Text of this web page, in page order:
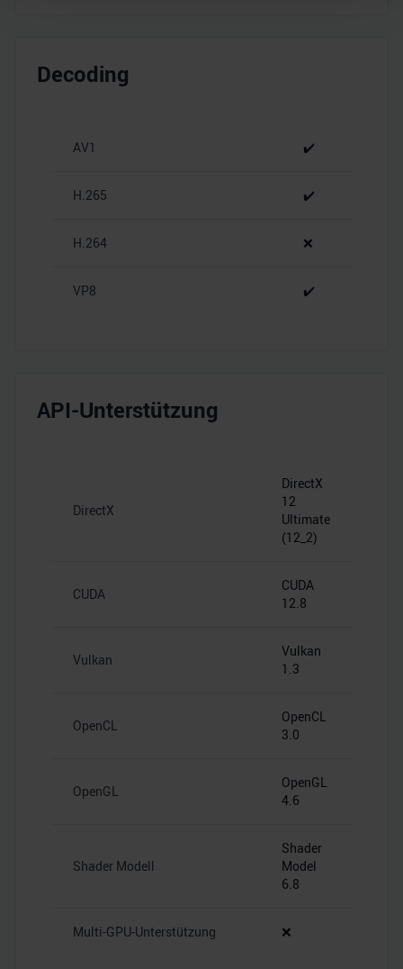
zu können und die Zugriffe auf unsere Website zu
soziale Medien, Werbung und Analysen weiter. Unsere
haben oder die sie im Rahmen Ihrer Nutzung der Dienste
Decoding
AV1 ✔️
H.265 ✔️
H.264 ❌
VP8 ✔️
API-Unterstützung
DirectX
DirectX
12
Ultimate
(12_2)
CUDA
CUDA
12.8
Vulkan
Vulkan
1.3
OpenCL
OpenCL
3.0
OpenGL
OpenGL
4.6
Shader Modell
Shader
Model
6.8
Multi-GPU-Unterstützung ❌